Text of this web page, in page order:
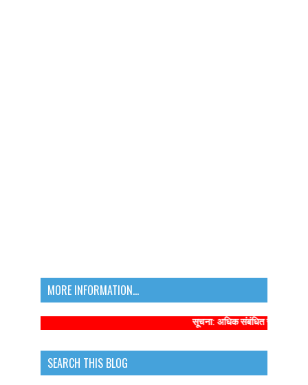
MORE INFORMATION...
सूचना: अधिक संबंधित समाचारों के
SEARCH THIS BLOG